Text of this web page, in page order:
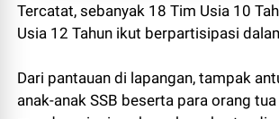
Tercatat, sebanyak 18 Tim Usia 10
Usia 12 Tahun ikut berpartisipasi
Dari pantauan di lapangan, tampak
anak-anak SSB beserta para orang tua